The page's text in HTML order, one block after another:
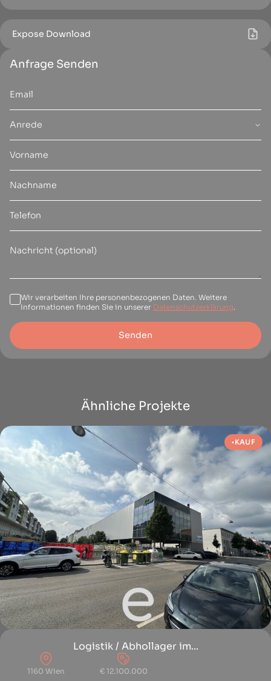
Expose Download
Anfrage Senden
Anrede
Wir verarbeiten Ihre personenbezogenen Daten. Weitere
Informationen finden Sie in unserer Datenschutzerklärung
Senden
Ähnliche Projekte
KAUF
Logistik / Abhollager im...
1160 Wien € 12.100.000